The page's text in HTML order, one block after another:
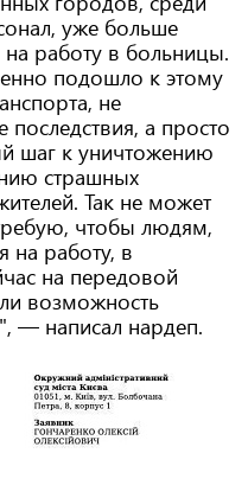
уже больше
на работу в больницы.
подошло к этому
не
а просто
шаг к уничтожению
страшных
Так не может
чтобы людям,
на работу, в
на передовой
возможность
— написал нардеп.